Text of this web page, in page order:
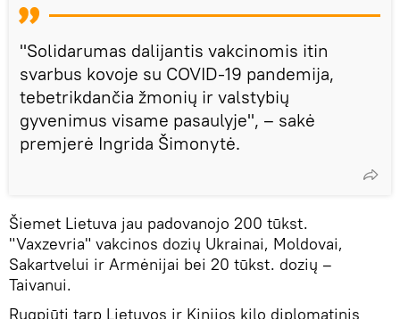
"Solidarumas dalijantis vakcinomis itin
svarbus kovoje su COVID-19 pandemija,
tebetrikdančia žmonių ir valstybių
gyvenimus visame pasaulyje", – sakė
premjerė Ingrida Šimonytė.
Šiemet Lietuva jau padovanojo 200 tūkst.
"Vaxzevria" vakcinos dozių Ukrainai, Moldovai,
Sakartvelui ir Armėnijai bei 20 tūkst. dozių –
Taivanui.
Rugpjūtį tarp Lietuvos ir Kinijos kilo diplomatinis